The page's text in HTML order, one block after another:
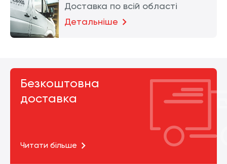
Доставка по всій області
Детальніше
Безкоштовна
доставка
Читати більше